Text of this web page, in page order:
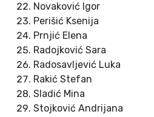
Novaković Igor
Perišić Ksenija
Prnjić Elena
Radojković Sara
Radosavljević Luka
Rakić Stefan
Sladić Mina
Stojković Andrijana